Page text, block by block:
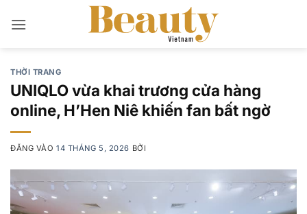
qua
THỜI TRANG
UNIQLO vừa khai trương cửa hàng
online, H’Hen Niê khiến fan bất ngờ
ĐĂNG VÀO14 THÁNG 5, 2026 BỞI